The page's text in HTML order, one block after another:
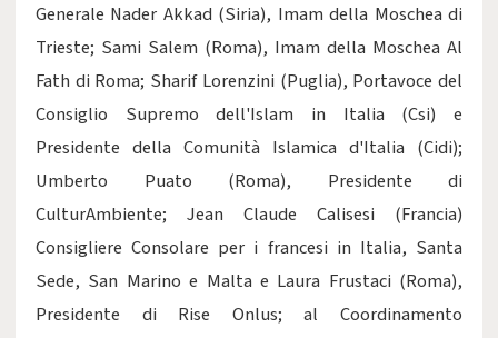
Generale Nader Akkad (Siria), Imam della Moschea di
Trieste; Sami Salem (Roma), Imam della Moschea Al
Fath di Roma; Sharif Lorenzini (Puglia), Portavoce del
Consiglio Supremo dell'Islam in Italia (Csi) e
Presidente della Comunità Islamica d'Italia (Cidi);
Umberto Puato (Roma), Presidente di
CulturAmbiente; Jean Claude Calisesi (Francia)
Consigliere Consolare per i francesi in Italia, Santa
Sede, San Marino e Malta e Laura Frustaci (Roma),
Presidente di Rise Onlus; al Coordinamento